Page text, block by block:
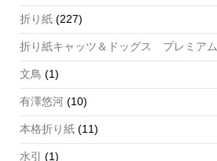
折り紙 (227)
折り紙キャッツ＆ドッグス プレミアム
文鳥 (1)
有澤悠河 (10)
本格折り紙 (11)
水引 (1)